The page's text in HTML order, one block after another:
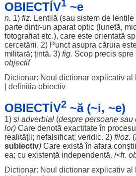
OBIECTÍV1~e
n. 1) fiz. Lentilă (sau sistemde lentile
partedintr-un aparat optic(lunetă,
fotografiatetc.), care este orientată
cercetării. 2) Punct asupra căruia
militară; țintă. 3) fig. Scop precis spre
objectif
Dictionar: Noul dictionar explicativ
definitia obiectiv
OBIECTÍV2~ă (~i, ~e)
1) și adverbial (despre persoanesau
lor) Care denotă exactitateîn procesul
realității; nefalsificat; veridic. 2)filoz. (
subiectiv)Care există în afara
ea; cu existență independentă. /<fr.
Dictionar: Noul dictionar explicativ